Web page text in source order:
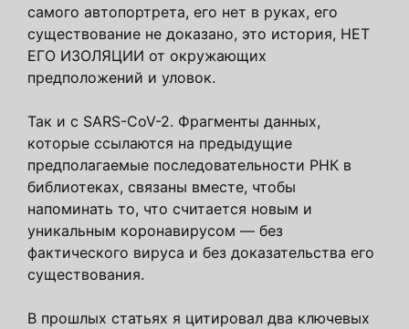
самого автопортрета, его нет в руках, его
существование не доказано, это история, НЕТ
ЕГО ИЗОЛЯЦИИ от окружающих
предположений и уловок.
Так и с SARS-CoV-2. Фрагменты данных,
которые ссылаются на предыдущие
предполагаемые последовательности РНК в
библиотеках, связаны вместе, чтобы
напоминать то, что считается новым и
уникальным коронавирусом — без
фактического вируса и без доказательства его
существования.
В прошлых статьях я цитировал два ключевых